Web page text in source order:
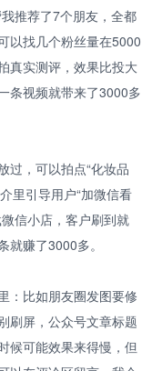
推荐了7个朋友，全都
以找几个粉丝量在5000
真实测评，效果比投大
条视频就带来了3000多
过，可以拍点“化妆品
里引导用户“加微信看
信小店，客户刷到就
赚了3000多。
：比如朋友圈发图要修
刷屏，公众号文章标题
候可能效果来得慢，但